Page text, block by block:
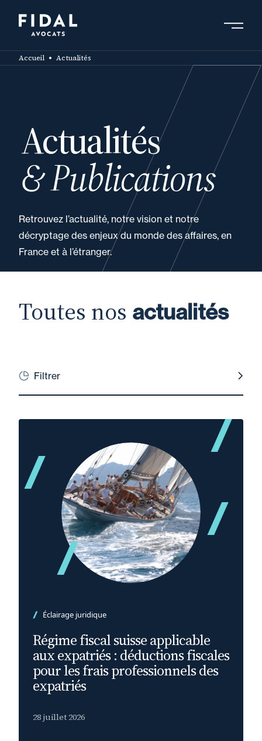
contenu
principal
Accueil Actualités
Actualités
& Publications
Retrouvez l’actualité, notre vision et notre
décryptage des enjeux du monde des affaires, en
France et à l’étranger.
Toutes nos actualités
Filtrer
Éclairage juridique
Régime fiscal suisse applicable
aux expatriés : déductions fiscales
pour les frais professionnels des
expatriés
28 juillet 2026